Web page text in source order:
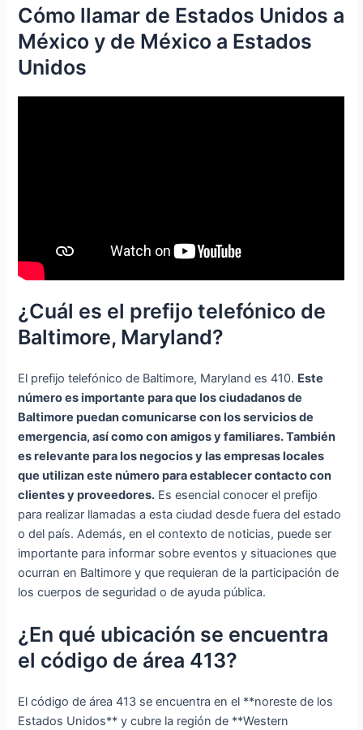
Cómo llamar de Estados Unidos a
México y de México a Estados
Unidos
¿Cuál es el prefijo telefónico de
Baltimore, Maryland?
El prefijo telefónico de Baltimore, Maryland es 410. Este
número es importante para que los ciudadanos de
Baltimore puedan comunicarse con los servicios de
emergencia, así como con amigos y familiares. También
es relevante para los negocios y las empresas locales
que utilizan este número para establecer contacto con
clientes y proveedores. Es esencial conocer el prefijo
para realizar llamadas a esta ciudad desde fuera del estado
o del país. Además, en el contexto de noticias, puede ser
importante para informar sobre eventos y situaciones que
ocurran en Baltimore y que requieran de la participación de
los cuerpos de seguridad o de ayuda pública.
¿En qué ubicación se encuentra
el código de área 413?
El código de área 413 se encuentra en el **noreste de los
Estados Unidos** y cubre la región de **Western